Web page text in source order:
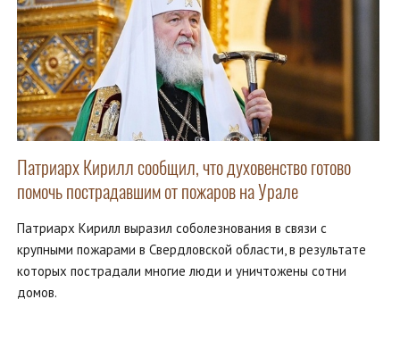
Патриарх Кирилл сообщил, что духовенство готово
помочь пострадавшим от пожаров на Урале
Патриарх Кирилл выразил соболезнования в связи с
крупными пожарами в Свердловской области, в результате
которых пострадали многие люди и уничтожены сотни
домов.